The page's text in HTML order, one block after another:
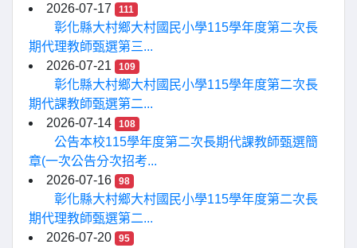
2026-07-17
111
彰化縣大村鄉大村國民小學115學年度第二次長
期代理教師甄選第三...
2026-07-21
109
彰化縣大村鄉大村國民小學115學年度第二次長
期代課教師甄選第二...
2026-07-14
108
公告本校115學年度第二次長期代課教師甄選簡
章(一次公告分次招考...
2026-07-16
98
彰化縣大村鄉大村國民小學115學年度第二次長
期代理教師甄選第二...
2026-07-20
95